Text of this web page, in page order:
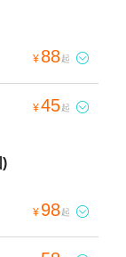
¥ 88起 
¥45起 
)
¥ 98起 